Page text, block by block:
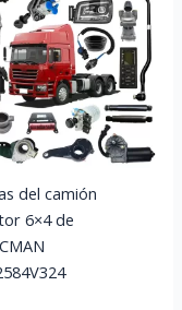
del camión
6×4 de